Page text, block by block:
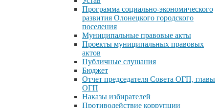
Программа социально-экономического
развития Олонецкого городского
поселения
Муниципальные правовые акты
Проекты муниципальных правовых
актов
Публичные слушания
Бюджет
Отчет председателя Совета ОГП, главы
ОГП
Наказы избирателей
Противодействие коррупции